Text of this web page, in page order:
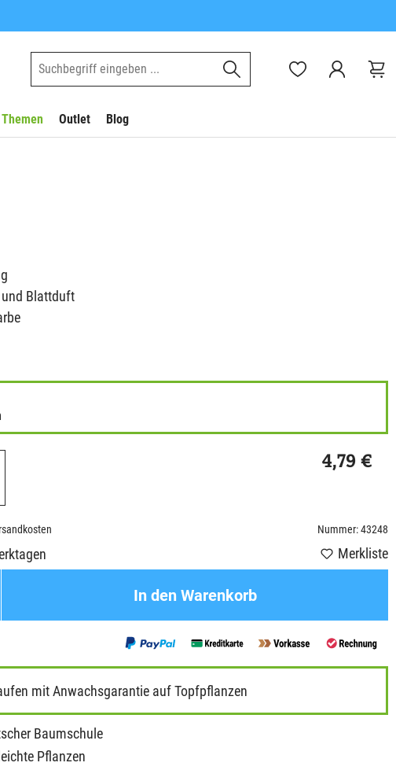
Themen Outlet Blog
und Blattduft
4,79 €
Nummer: 43248
Merkliste
In den Warenkorb
mit Anwachsgarantie auf Topfpflanzen
Baumschule
Pflanzen